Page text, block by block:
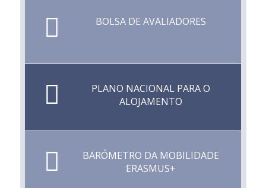
BOLSA DE AVALIADORES
PLANO NACIONAL PARA O
ALOJAMENTO
BARÓMETRO DA MOBILIDADE
ERASMUS+